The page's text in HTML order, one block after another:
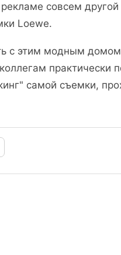
совсем
Loewe.
с этим модным
практически
самой съемки,